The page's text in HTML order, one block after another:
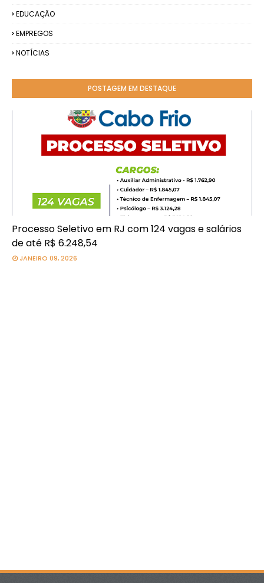
EDUCAÇÃO
EMPREGOS
NOTÍCIAS
POSTAGEM EM DESTAQUE
Processo Seletivo em RJ com 124 vagas e salários
de até R$ 6.248,54
JANEIRO 09, 2026